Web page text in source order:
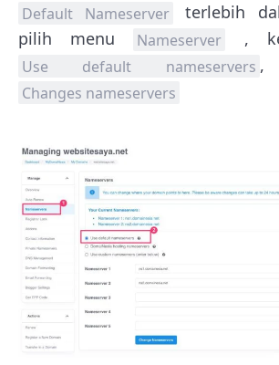
Default Nameserver
terlebih
pilih menu
Nameserver ,
Use default nameservers ,
Changes nameservers